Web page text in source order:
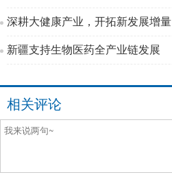
深耕大健康产业，开拓新发展增量
新疆支持生物医药全产业链发展
相关评论